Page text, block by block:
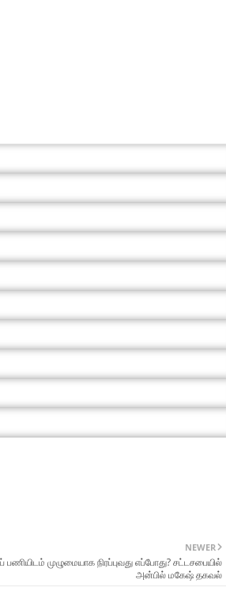
NEWER
பணியிடம் முழுமையாக நிரப்புவது எப்போது? சட்டசபையில்
அன்பில் மகேஷ் தகவல்